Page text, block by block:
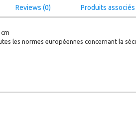
Reviews (0) Produits associés
les normes européennes concernant la